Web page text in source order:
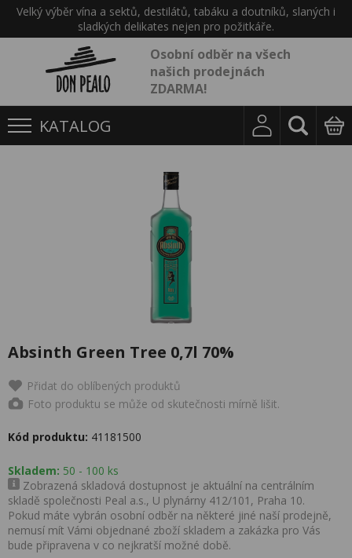
Velký výběr vína a sektů, destilátů, tabáku a doutníků, slaných i
sladkých delikates nejen pro požitkáře.
Osobní odběr na všech
našich prodejnách
ZDARMA!
KATALOG
Absinth Green Tree 0,7l 70%
Přidat do oblíbených produktů
Foto produktu se může od skutečnosti mírně lišit.
Kód produktu: 41181500
Skladem: 50 - 100 ks
Zobrazená skladová dostupnost je aktuální na centrálním
skladě společnosti Peal a.s., U plynárny 412/101, Praha 10.
Pokud máte vybrán osobní odběr na některé jiné naší prodejně,
nemusí mít Vámi objednané zboží skladem a zakázka pro Vás
bude připravena v co nejkratší možné době.